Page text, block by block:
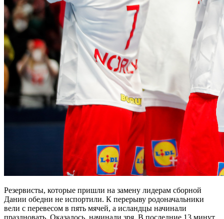
Резервисты, которые пришли на замену лидерам сборной
Дании обедни не испортили. К перерыву родоначальники
вели с перевесом в пять мячей, а исландцы начинали
праздновать. Оказалось, начинали зря. В последние 13 минут